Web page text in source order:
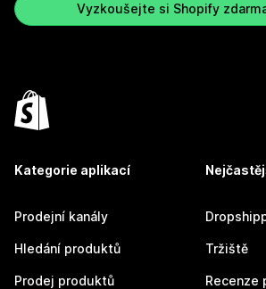
Vyzkoušejte si Shopify
Kategorie aplikací
Prodejní kanály
Hledání produktů
Prodej produktů
Tržiště
Recenze